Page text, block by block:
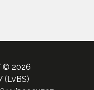
© 2026
(LvBS)